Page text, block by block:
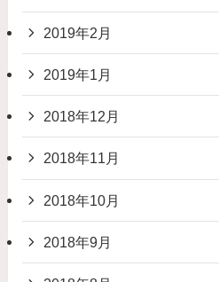
2019年2月
2019年1月
2018年12月
2018年11月
2018年10月
2018年9月